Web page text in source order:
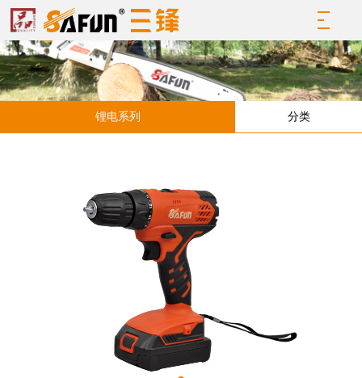
锂电系列 分类